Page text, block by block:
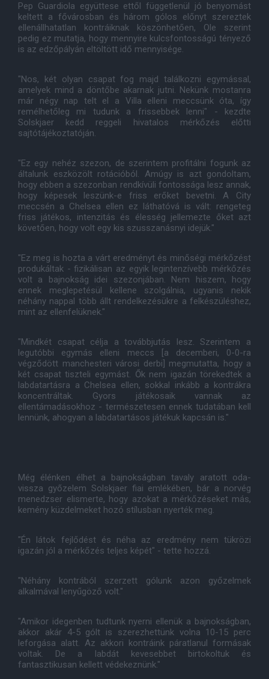
Pep Guardiola együttese ettől függetlenül jó benyomást
keltett a fővárosban és három gólos előnyt szereztek
ellenállhatatlan kontráiknak köszönhetően, Ole szerint
pedig ez mutatja, hogy mennyire kulcsfontosságú tényező
is az edzőpályán eltöltött idő mennyisége.
"Nos, két olyan csapat fog majd találkozni egymással,
amelyek mind a döntőbe akarnak jutni. Nekünk mostanra
már négy nap telt el a Villa elleni meccsünk óta, így
remélhetőleg mi tudunk a frissebbek lenni" - kezdte
Solskjaer kedd reggeli hivatalos mérkőzés előtti
sajtótájékoztatóján.
"Ez egy nehéz szezon, de szerintem profitálni fogunk az
általunk eszközölt rotációból. Amúgy is azt gondoltam,
hogy ebben a szezonban rendkívüli fontossága lesz annak,
hogy képesek leszünk-e friss erőket bevetni. A City
meccsén a Chelsea ellen ez láthatóvá is vált: rengeteg
friss játékos, intenzitás és élesség jellemezte őket azt
követően, hogy volt egy kis szusszanásnyi idejük."
"Ez meg is hozta a várt eredményt és minőségi mérkőzést
produkáltak - fizikálisan az egyik legintenzívebb mérkőzés
volt a bajnokság idei szezonjában. Nem hiszem, hogy
ennek meglepetésül kellene szolgálnia, ugyanis nekik
néhány nappal több állt rendelkezésükre a felkészüléshez,
mint az ellenfelüknek."
"Mindkét csapat célja a továbbjutás lesz. Szerintem a
legutóbbi egymás elleni meccs [a decemberi, 0-0-ra
végződött manchesteri városi derbi] megmutatta, hogy a
két csapat tiszteli egymást. Ők nem igazán törekedtek a
labdatartásra a Chelsea ellen, sokkal inkább a kontrákra
koncentráltak. Gyors játékosaik vannak az
ellentámadásokhoz - természetesen ennek tudatában kell
lennünk, ahogyan a labdatartásos játékuk kapcsán is."
Még élénken élhet a bajnokságban tavaly aratott oda-
vissza győzelem Solskjaer fiai emlékében, bár a norvég
menedzser elismerte, hogy azokat a mérkőzéseket más,
kemény küzdelmeket hozó stílusban nyerték meg.
"Én látok fejlődést és néha az eredmény nem tükrözi
igazán jól a mérkőzés teljes képét" - tette hozzá.
"Néhány kontrából szerzett gólunk azon győzelmek
alkalmával lenyűgöző volt."
"Amikor idegenben tudtunk nyerni ellenük a bajnokságban,
akkor akár 4-5 gólt is szerezhettünk volna 10-15 perc
leforgása alatt. Az akkori kontráink páratlanul formásak
voltak. De a labdát kevesebbet birtokoltuk és
fantasztikusan kellett védekeznünk."